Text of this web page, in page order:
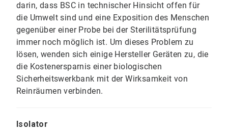
darin, dass BSC in technischer Hinsicht offen für
die Umwelt sind und eine Exposition des Menschen
gegenüber einer Probe bei der Sterilitätsprüfung
immer noch möglich ist. Um dieses Problem zu
lösen, wenden sich einige Hersteller Geräten zu, die
die Kostenersparnis einer biologischen
Sicherheitswerkbank mit der Wirksamkeit von
Reinräumen verbinden.
Isolator